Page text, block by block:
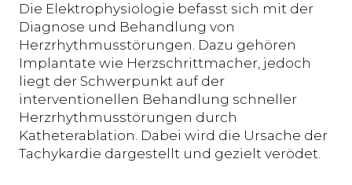
Die Elektrophysiologie befasst sich mit der
Diagnose und Behandlung von
Herzrhythmusstörungen. Dazu gehören
Implantate wie Herzschrittmacher, jedoch
liegt der Schwerpunkt auf der
interventionellen Behandlung schneller
Herzrhythmusstörungen durch
Katheterablation. Dabei wird die Ursache der
Tachykardie dargestellt und gezielt verödet.